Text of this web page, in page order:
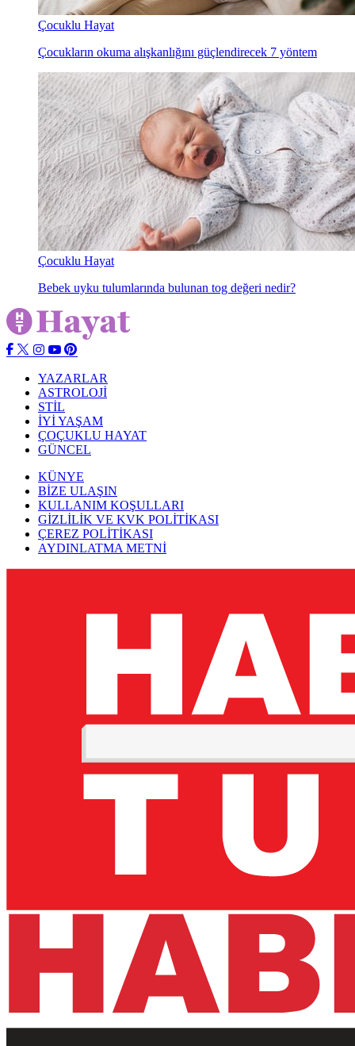
Çocuklu Hayat
Çocukların okuma alışkanlığını güçlendirecek 7 yöntem
Çocuklu Hayat
Bebek uyku tulumlarında bulunan tog değeri nedir?
YAZARLAR
ASTROLOJİ
STİL
İYİ YAŞAM
ÇOÇUKLU HAYAT
GÜNCEL
KÜNYE
BİZE ULAŞIN
KULLANIM KOŞULLARI
GİZLİLİK VE KVK POLİTİKASI
ÇEREZ POLİTİKASI
AYDINLATMA METNİ